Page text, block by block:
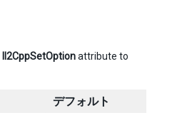
Il2CppSetOptionattribute to
デフォルト